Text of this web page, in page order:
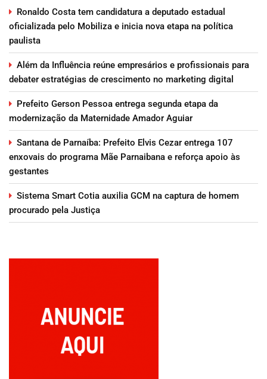
Ronaldo Costa tem candidatura a deputado estadual
oficializada pelo Mobiliza e inicia nova etapa na política
paulista
Além da Influência reúne empresários e profissionais para
debater estratégias de crescimento no marketing digital
Prefeito Gerson Pessoa entrega segunda etapa da
modernização da Maternidade Amador Aguiar
Santana de Parnaíba: Prefeito Elvis Cezar entrega 107
enxovais do programa Mãe Parnaibana e reforça apoio às
gestantes
Sistema Smart Cotia auxilia GCM na captura de homem
procurado pela Justiça